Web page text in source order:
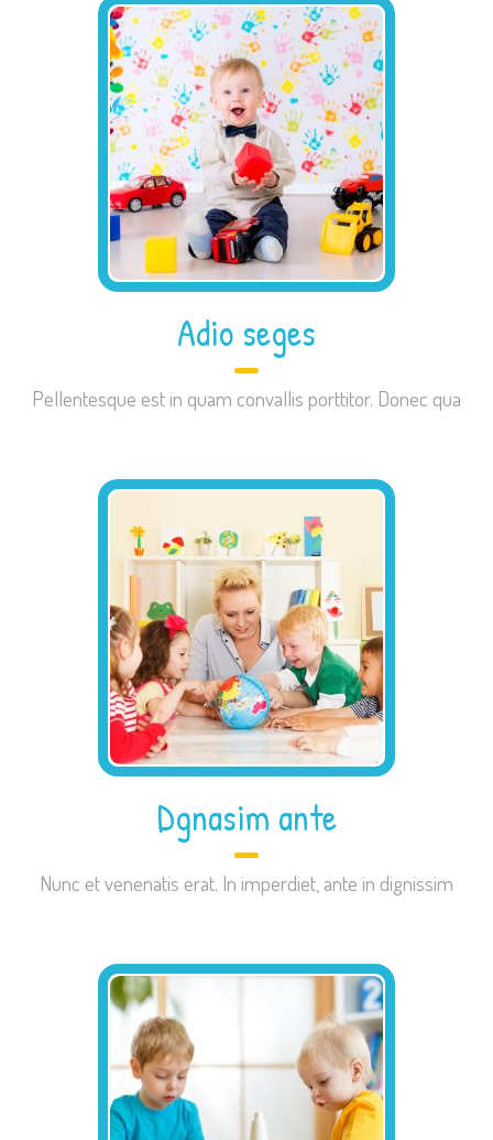
Adio seges
Pellentesque est in quam convallis porttitor. Donec qua
Dgnasim ante
Nunc et venenatis erat. In imperdiet, ante in dignissim